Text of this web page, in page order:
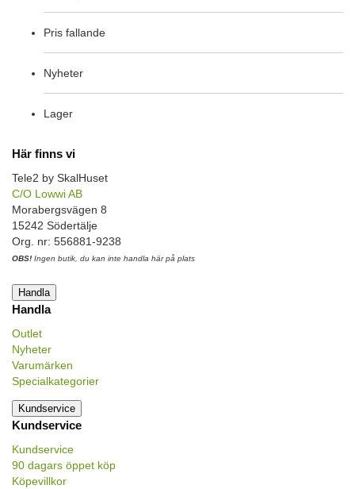
Pris fallande
Nyheter
Lager
Här finns vi
Tele2 by SkalHuset
C/O Lowwi AB
Morabergsvägen 8
15242 Södertälje
Org. nr: 556881-9238
OBS! Ingen butik, du kan inte handla här på plats
Handla
Handla
Outlet
Nyheter
Varumärken
Specialkategorier
Kundservice
Kundservice
Kundservice
90 dagars öppet köp
Köpevillkor